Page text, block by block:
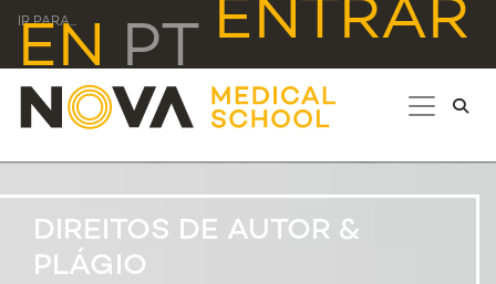
IR PARA... ENTRAR
EN PT
DIREITOS DE AUTOR &
PLÁGIO